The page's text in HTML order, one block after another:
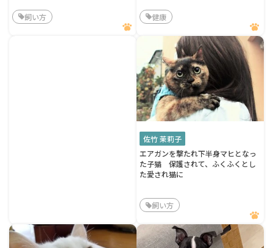
飼い方 健康
佐竹 茉莉子
エアガンを撃たれ下半身マヒとなっ
た子猫 保護されて、ふくふくとし
た愛され猫に
飼い方